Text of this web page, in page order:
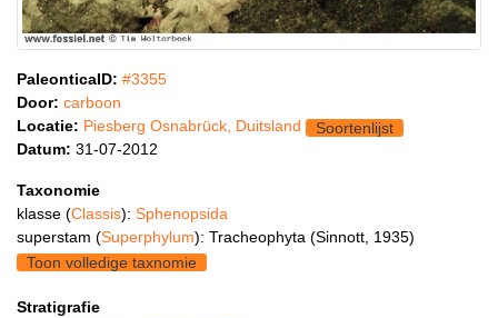
PaleonticaID: #3355
Door: carboon
Locatie: Piesberg Osnabrück, Duitsland
Soortenlijst
Datum: 31-07-2012
Taxonomie
klasse (Classis): Sphenopsida
superstam (Superphylum): Tracheophyta (Sinnott, 1935)
Toon volledige taxnomie
Stratigrafie